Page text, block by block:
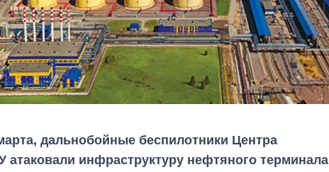
дальнобойные беспилотники Центра
инфраструктуру нефтяного терминала